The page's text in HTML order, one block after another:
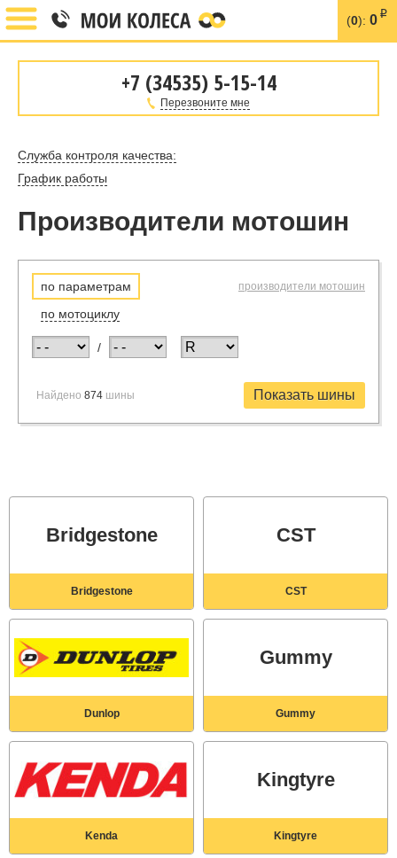
(0): 0 i
+7 (34535) 5-15-14
Перезвоните мне
Служба контроля качества:
График работы
Производители мотошин
производители мотошин
по параметрам
по мотоциклу
/
Найдено 874 шины
Bridgestone
Bridgestone
CST
CST
Dunlop
Gummy
Gummy
Kenda
Kingtyre
Kingtyre